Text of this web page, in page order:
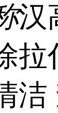
汉
拉
洁